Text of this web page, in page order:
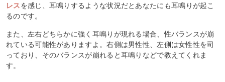
レスを感じ、耳鳴りするような状況だとあなたにも耳鳴りが起こ
るのです。
また、左右どちらかに強く耳鳴りが現れる場合、性バランスが崩
れている可能性がありますよ。右側は男性性、左側は女性性を司
っており、そのバランスが崩れると耳鳴りなどで教えてくれま
す。